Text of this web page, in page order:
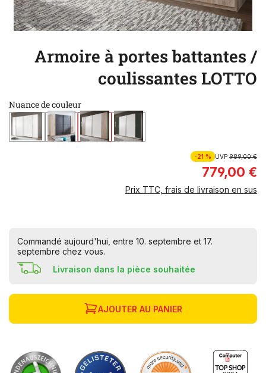
Armoire à portes battantes /
coulissantes LOTTO
Nuance de couleur
-21 % UVP989,00 €
779,00 €
Prix TTC, frais de livraison en sus
Commandé aujourd'hui, entre 10. septembre et 17.
septembre chez vous.
Livraison dans la pièce souhaitée
AJOUTER AU PANIER